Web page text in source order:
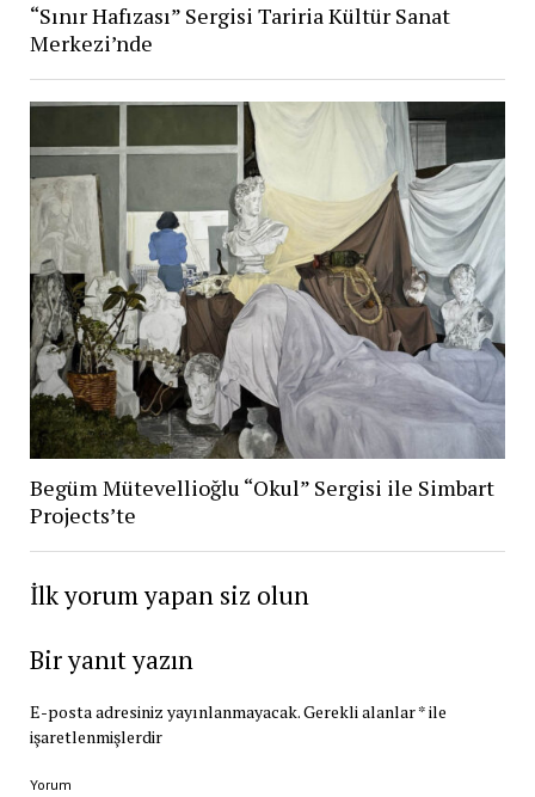
“Sınır Hafızası” Sergisi Tariria Kültür Sanat
Merkezi’nde
Begüm Mütevellioğlu “Okul” Sergisi ile Simbart
Projects’te
İlk yorum yapan siz olun
Bir yanıt yazın
E-posta adresiniz yayınlanmayacak.Gerekli alanlar*ile
işaretlenmişlerdir
Yorum